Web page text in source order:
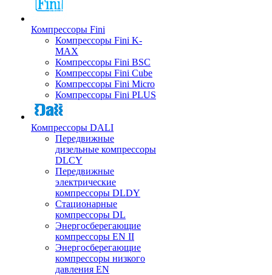
Компрессоры Fini
Компрессоры Fini K-
MAX
Компрессоры Fini BSC
Компрессоры Fini Cube
Компрессоры Fini Micro
Компрессоры Fini PLUS
Компрессоры DALI
Передвижные
дизельные компрессоры
DLCY
Передвижные
электрические
компрессоры DLDY
Стационарные
компрессоры DL
Энергосберегающие
компрессоры EN II
Энергосберегающие
компрессоры низкого
давления EN